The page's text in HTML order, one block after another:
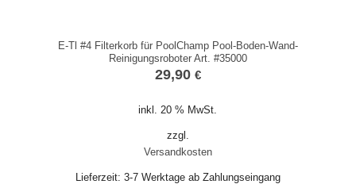
E-Tl #4 Filterkorb für PoolChamp Pool-Boden-Wand-
Reinigungsroboter Art. #35000
29,90 €
inkl. 20 % MwSt.
zzgl.
Versandkosten
Lieferzeit: 3-7 Werktage ab Zahlungseingang